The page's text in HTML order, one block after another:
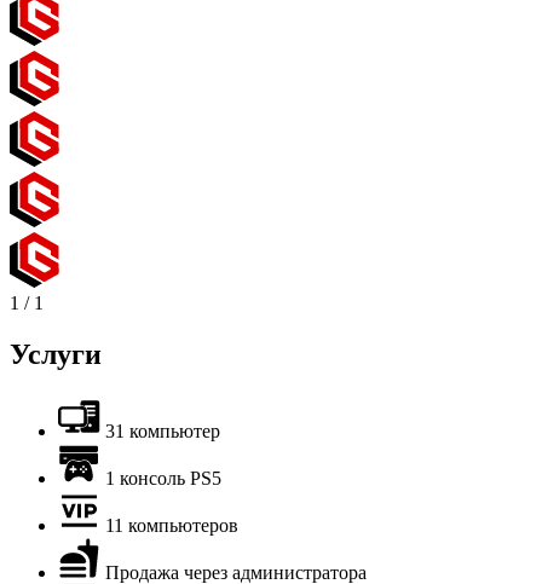
1 / 1
Услуги
31 компьютер
1 консоль PS5
11 компьютеров
Продажа через администратора